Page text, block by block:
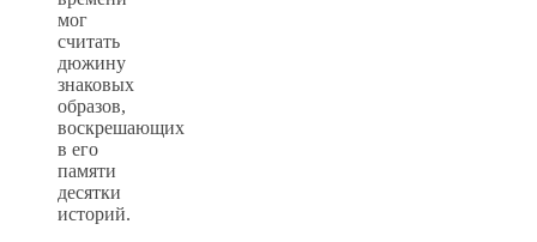
мог
считать
дюжину
знаковых
образов,
воскрешающих
в его
памяти
десятки
историй.